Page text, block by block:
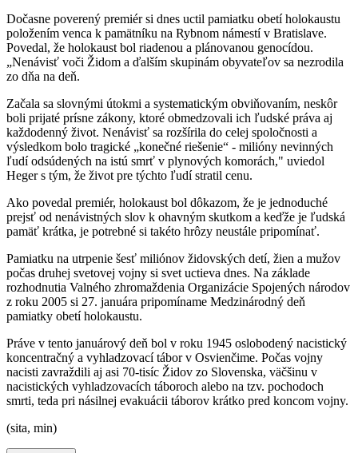
Dočasne poverený premiér si dnes uctil pamiatku obetí holokaustu
položením venca k pamätníku na Rybnom námestí v Bratislave.
Povedal, že holokaust bol riadenou a plánovanou genocídou.
„Nenávisť voči Židom a ďalším skupinám obyvateľov sa nezrodila
zo dňa na deň.
Začala sa slovnými útokmi a systematickým obviňovaním, neskôr
boli prijaté prísne zákony, ktoré obmedzovali ich ľudské práva aj
každodenný život. Nenávisť sa rozšírila do celej spoločnosti a
výsledkom bolo tragické „konečné riešenie“ - milióny nevinných
ľudí odsúdených na istú smrť v plynových komorách," uviedol
Heger s tým, že život pre týchto ľudí stratil cenu.
Ako povedal premiér, holokaust bol dôkazom, že je jednoduché
prejsť od nenávistných slov k ohavným skutkom a keďže je ľudská
pamäť krátka, je potrebné si takéto hrôzy neustále pripomínať.
Pamiatku na utrpenie šesť miliónov židovských detí, žien a mužov
počas druhej svetovej vojny si svet uctieva dnes. Na základe
rozhodnutia Valného zhromaždenia Organizácie Spojených národov
z roku 2005 si 27. januára pripomíname Medzinárodný deň
pamiatky obetí holokaustu.
Práve v tento januárový deň bol v roku 1945 oslobodený nacistický
koncentračný a vyhladzovací tábor v Osvienčime. Počas vojny
nacisti zavraždili aj asi 70-tisíc Židov zo Slovenska, väčšinu v
nacistických vyhladzovacích táboroch alebo na tzv. pochodoch
smrti, teda pri násilnej evakuácii táborov krátko pred koncom vojny.
(sita, min)